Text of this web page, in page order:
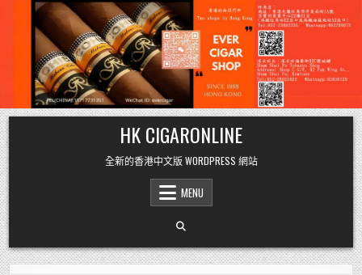
Skip
to
content
HK CIGARONLINE
全新的香港中文版 WORDPRESS 網站
MENU